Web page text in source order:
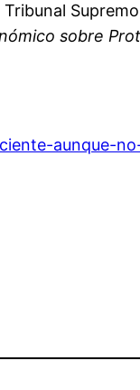
sobre
aunque-